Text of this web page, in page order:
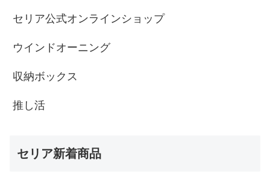
セリア公式オンラインショップ
ウインドオーニング
収納ボックス
推し活
セリア新着商品